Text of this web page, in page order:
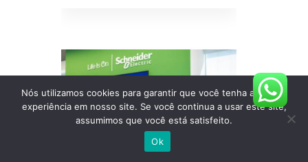
Nós utilizamos cookies para garantir que você tenha a melhor
experiência em nosso site. Se você continua a usar este site,
assumimos que você está satisfeito.
Ok